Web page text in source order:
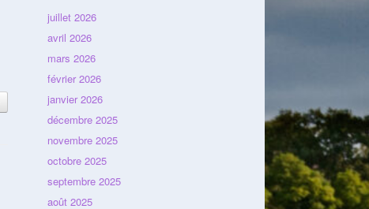
juillet 2026
avril 2026
mars 2026
février 2026
janvier 2026
décembre 2025
novembre 2025
octobre 2025
septembre 2025
août 2025